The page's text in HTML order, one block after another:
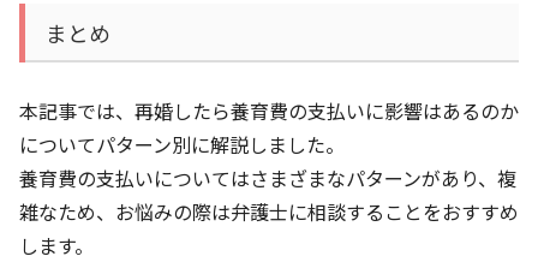
まとめ
本記事では、再婚したら養育費の支払いに影響はあるのか
についてパターン別に解説しました。
養育費の支払いについてはさまざまなパターンがあり、複
雑なため、お悩みの際は弁護士に相談することをおすすめ
します。